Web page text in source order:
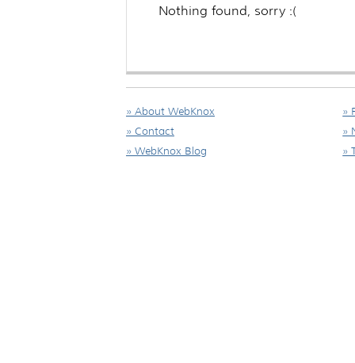
Nothing found, sorry :(
» About WebKnox
» Contact
» WebKnox Blog
»
»
»